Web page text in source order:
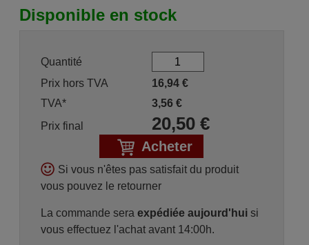
Disponible en stock
Quantité
Prix hors TVA
16,94€
TVA*
3,56€
Prix final
20,50€
Acheter
Si vous n'êtes pas satisfait du produit
vous pouvez le retourner
La commande sera expédiée aujourd'huisi
vous effectuez l'achat avant 14:00h.